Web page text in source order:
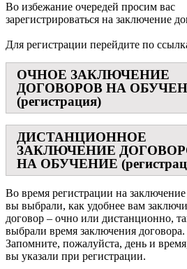
Во избежание очередей просим вас
зарегистрироваться на заключение
Для регистрации перейдите по
ОЧНОЕ ЗАКЛЮЧЕНИЕ
ДОГОВОРОВ НА
(регистрация)
ДИСТАНЦИОННОЕ
ЗАКЛЮЧЕНИЕ
НА ОБУЧЕНИЕ
Во время регистрации на
вы выбрали, как удобнее вам
договор – очно или дистанционно,
выбрали время заключения договора.
Запомните, пожалуйста, день и
вы указали при регистрации.